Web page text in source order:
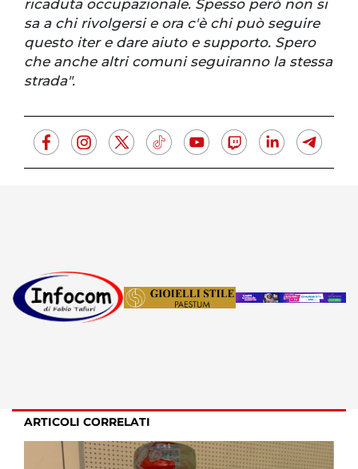
ricaduta occupazionale. Spesso però non si
sa a chi rivolgersi e ora c'è chi può seguire
questo iter e dare aiuto e supporto. Spero
che anche altri comuni seguiranno la stessa
strada".
ARTICOLI CORRELATI